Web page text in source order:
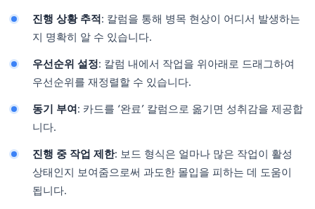
진행 상황 추적 : 칼럼을 통해 병목 현상이 어디서 발생하는
지 명확히 알 수 있습니다.
우선순위 설정: 칼럼 내에서 작업을 위아래로 드래그하여
우선순위를 재정렬할 수 있습니다.
동기 부여 : 카드를 ‘완료’ 칼럼으로 옮기면 성취감을 제공합
니다.
진행 중 작업 제한: 보드 형식은 얼마나 많은 작업이 활성
상태인지 보여줌으로써 과도한 몰입을 피하는 데 도움이
됩니다.